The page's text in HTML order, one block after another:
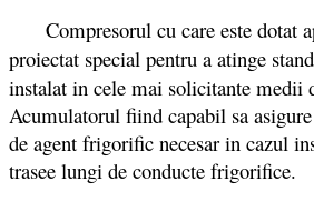
Compresorul cu care este dotat
proiectat special pentru a atinge
instalat in cele mai solicitante medii
Acumulatorul fiind capabil sa
de agent frigorific necesar in cazul
trasee lungi de conducte frigorifice.